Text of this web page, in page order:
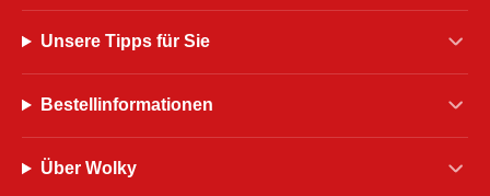
Unsere Tipps für Sie
Bestellinformationen
Über Wolky